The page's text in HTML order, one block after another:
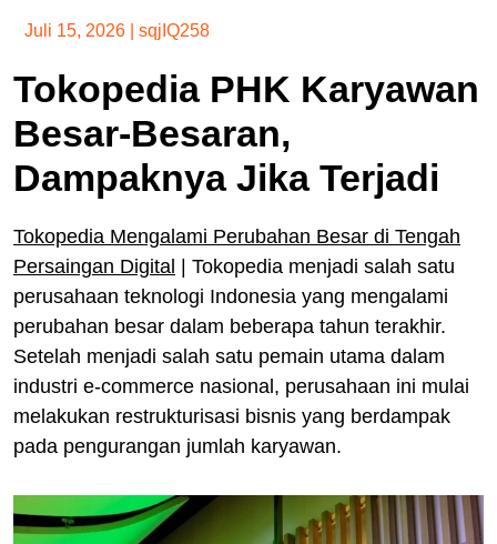
Juli 15, 2026 sqjIQ258
Tokopedia PHK Karyawan
Besar-Besaran,
Dampaknya Jika Terjadi
Tokopedia Mengalami Perubahan Besar di Tengah
Persaingan Digital | Tokopedia menjadi salah satu
perusahaan teknologi Indonesia yang mengalami
perubahan besar dalam beberapa tahun terakhir.
Setelah menjadi salah satu pemain utama dalam
industri e-commerce nasional, perusahaan ini mulai
melakukan restrukturisasi bisnis yang berdampak
pada pengurangan jumlah karyawan.